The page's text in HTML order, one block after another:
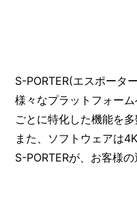
S-PORTER(エスポータ
様々なプラットフォー
ごとに特化した機能を
また、ソフトウェアは
S-PORTERが、お客様